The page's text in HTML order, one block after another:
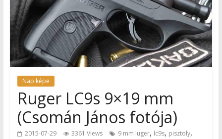
Nap képe
Ruger LC9s 9×19 mm
(Csomán János fotója)
2015-07-29 3361 Views 9 mm luger, lc9s, pisztoly,